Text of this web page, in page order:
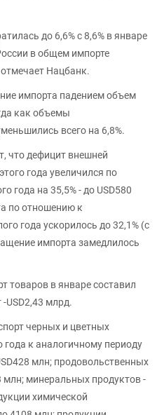
до 6,6% с 8,6% в январе
в общем импорте
отмечает Нацбанк.
импорта падением объем
как объемы
всего на 6,8%.
что дефицит внешней
года увеличился по
года на 35,5% - до USD580
по отношению к
года ускорилось до 32,1% (с
импорта замедлилось
товаров в январе составил
USD2,43 млрд.
черных и цветных
года к аналогичному периоду
млн; продовольственных
млн; минеральных продуктов -
химической